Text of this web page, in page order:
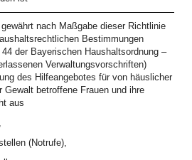
nach Maßgabe dieser Richtlinie
Bestimmungen
der Bayerischen Haushaltsordnung –
Verwaltungsvorschriften)
des Hilfeangebotes für von häuslicher
Gewalt betroffene Frauen und ihre
aus
(Notrufe),